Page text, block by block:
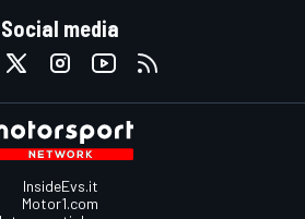
Social media
InsideEvs.it
Motor1.com